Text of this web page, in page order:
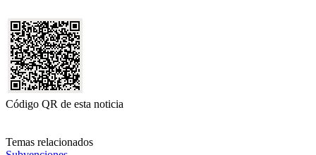
Código QR de esta noticia
Temas relacionados